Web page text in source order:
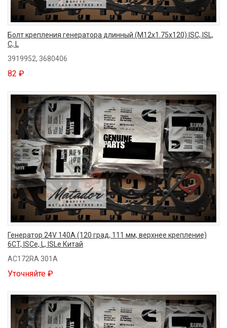
Болт крепления генератора длинный (M12x1.75x120) ISC, ISL,
C, L
3919952, 3680406
82 ₽
Генератор 24V 140A (120 град, 111 мм, верхнее крепление)
6CT, ISCe, L, ISLe Китай
AC172RA 301A
Уточняйте ₽